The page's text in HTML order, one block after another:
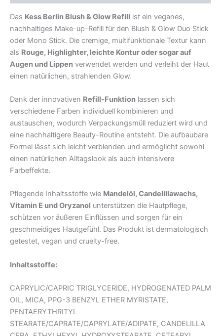
Das Kess Berlin Blush & Glow Refill ist ein veganes,
nachhaltiges Make-up-Refill für den Blush & Glow Duo Stick
oder Mono Stick. Die cremige, multifunktionale Textur kann
als Rouge, Highlighter, leichte Kontur oder sogar auf
Augen und Lippen verwendet werden und verleiht der Haut
einen natürlichen, strahlenden Glow.
Dank der innovativen Refill-Funktion lassen sich
verschiedene Farben individuell kombinieren und
austauschen, wodurch Verpackungsmüll reduziert wird und
eine nachhaltigere Beauty-Routine entsteht. Die aufbaubare
Formel lässt sich leicht verblenden und ermöglicht sowohl
einen natürlichen Alltagslook als auch intensivere
Farbeffekte.
Pflegende Inhaltsstoffe wie Mandelöl, Candelillawachs,
Vitamin E und Oryzanol unterstützen die Hautpflege,
schützen vor äußeren Einflüssen und sorgen für ein
geschmeidiges Hautgefühl. Das Produkt ist dermatologisch
getestet, vegan und cruelty-free.
Inhaltsstoffe:
CAPRYLIC/CAPRIC TRIGLYCERIDE, HYDROGENATED PALM
OIL, MICA, PPG-3 BENZYL ETHER MYRISTATE,
PENTAERYTHRITYL
STEARATE/CAPRATE/CAPRYLATE/ADIPATE, CANDELILLA